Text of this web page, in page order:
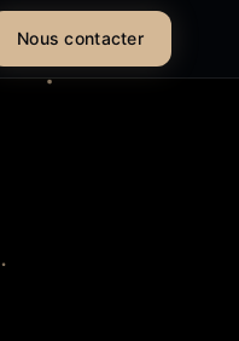
Nous contacter